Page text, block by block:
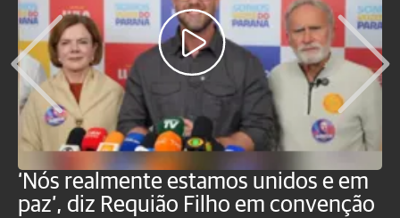
‘Nós realmente estamos unidos e em
paz’, diz Requião Filho em convenção